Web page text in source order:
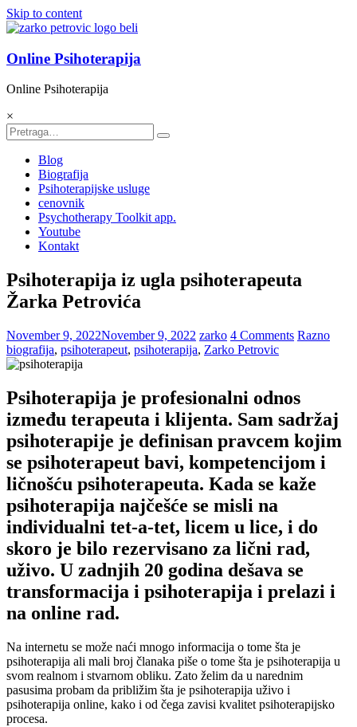
Skip to content
Online Psihoterapija
Online Psihoterapija
×
Blog
Biografija
Psihoterapijske usluge
cenovnik
Psychotherapy Toolkit app.
Youtube
Kontakt
Psihoterapija iz ugla psihoterapeuta
Žarka Petrovića
November 9, 2022November 9, 2022 zarko 4 Comments Razno
biografija, psihoterapeut, psihoterapija, Zarko Petrovic
Psihoterapija je profesionalni odnos
između terapeuta i klijenta. Sam sadržaj
psihoterapije je definisan pravcem kojim
se psihoterapeut bavi, kompetencijom i
ličnošću psihoterapeuta. Kada se kaže
psihoterapija najčešće se misli na
individualni tet-a-tet, licem u lice, i do
skoro je bilo rezervisano za lični rad,
uživo. U zadnjih 20 godina dešava se
transformacija i psihoterapija i prelazi i
na online rad.
Na internetu se može naći mnogo informacija o tome šta je
psihoterapija ali mali broj članaka piše o tome šta je psihoterapija u
svom realnom i stvarnom obliku. Zato želim da u narednim
pasusima probam da približim šta je psihoterapija uživo i
psihoterapija online, kako i od čega zavisi kvalitet psihoterapijsko
procesa.